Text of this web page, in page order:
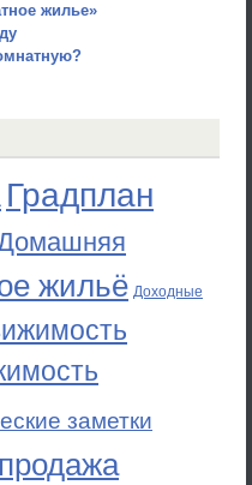
жилье»
Градплан
жильё Доходные
заметки